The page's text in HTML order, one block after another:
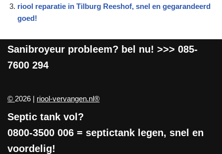
riool reparatie in Tilburg Reeshof, snel en gegarandeerd
goed!
Sanibroyeur probleem? bel nu! >>> 085-
7600 294
© 2026 | riool-vervangen.nl®
Septic tank vol?
0800-3500 006 = septictank legen, snel en
voordelig!